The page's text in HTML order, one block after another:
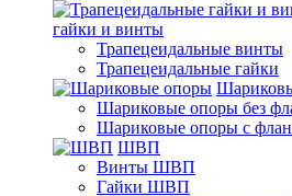
гайки и винты
Трапецеидальные винты
Трапецеидальные гайки
Шариковые опоры без
Шариковые опоры с
ШВП
Винты ШВП
Гайки ШВП